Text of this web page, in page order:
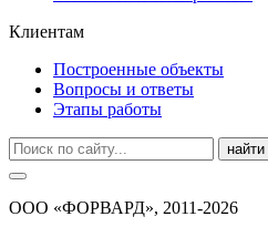
Клиентам
Построенные объекты
Вопросы и ответы
Этапы работы
найти
ООО «ФОРВАРД», 2011-2026